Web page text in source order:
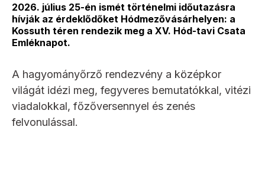
2026. július 25-én ismét történelmi időutazásra
hívják az érdeklődőket Hódmezővásárhelyen: a
Kossuth téren rendezik meg a XV. Hód-tavi Csata
Emléknapot.
A hagyományőrző rendezvény a középkor
világát idézi meg, fegyveres bemutatókkal, vitézi
viadalokkal, főzőversennyel és zenés
felvonulással.